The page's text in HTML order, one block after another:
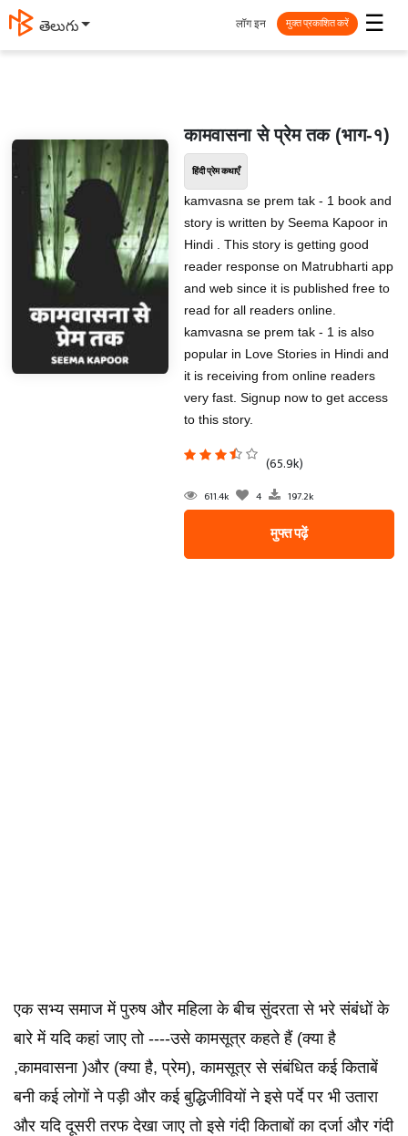
తెలుగు ☰
लॉग इन मुक्त प्रकाशित करें
कामवासना से प्रेम तक (भाग-१)
हिंदी प्रेम कथाएँ
kamvasna se prem tak - 1 book and
story is written by Seema Kapoor in
Hindi . This story is getting good
reader response on Matrubharti app
and web since it is published free to
read for all readers online.
kamvasna se prem tak - 1 is also
popular in Love Stories in Hindi and
it is receiving from online readers
very fast. Signup now to get access
to this story.
(65.9k)
611.4k 4 197.2k
मुफ्त पढ़ें
एक सभ्य समाज में पुरुष और महिला के बीच सुंदरता से भरे संबंधों के
बारे में यदि कहां जाए तो ----उसे कामसूत्र कहते हैं (क्या है
,कामवासना )और (क्या है, प्रेम), कामसूत्र से संबंधित कई किताबें
बनी कई लोगों ने पड़ी और कई बुद्धिजीवियों ने इसे पर्दे पर भी उतारा
और यदि दूसरी तरफ देखा जाए तो इसे गंदी किताबों का दर्जा और गंदी